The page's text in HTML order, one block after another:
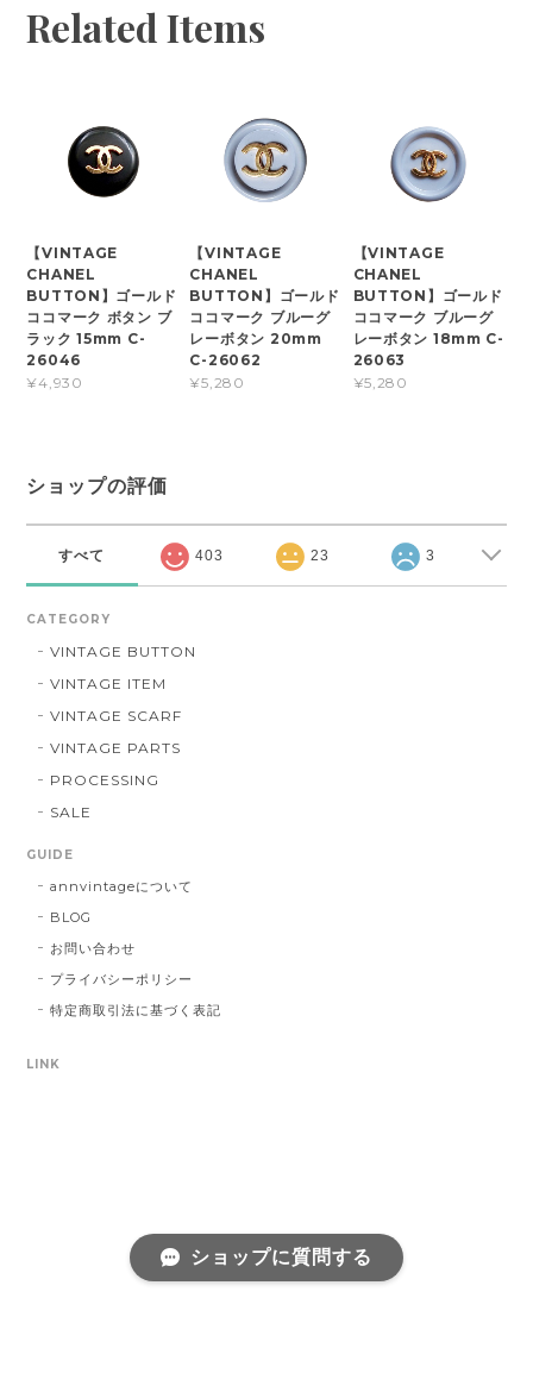
Related Items
【VINTAGE
CHANEL
BUTTON】ゴールド
ココマーク ボタン ブ
ラック 15mm C-
26046
¥4,930
【VINTAGE
CHANEL
BUTTON】ゴールド
ココマーク ブルーグ
レーボタン 20mm
C-26062
¥5,280
【VINTAGE
CHANEL
BUTTON】ゴールド
ココマーク ブルーグ
レーボタン 18mm C-
26063
¥5,280
ショップの評価
すべて 403 23 3
CATEGORY
VINTAGE BUTTON
VINTAGE ITEM
VINTAGE SCARF
VINTAGE PARTS
PROCESSING
SALE
GUIDE
annvintageについて
BLOG
お問い合わせ
プライバシーポリシー
特定商取引法に基づく表記
LINK
ショップに質問する